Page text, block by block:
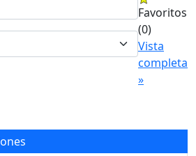
desplegable
Favoritos
(0)
Vista
completa
»